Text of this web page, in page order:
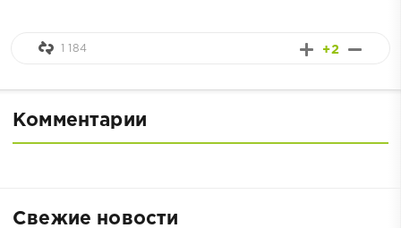
+2
1 184
Комментарии
Свежие новости